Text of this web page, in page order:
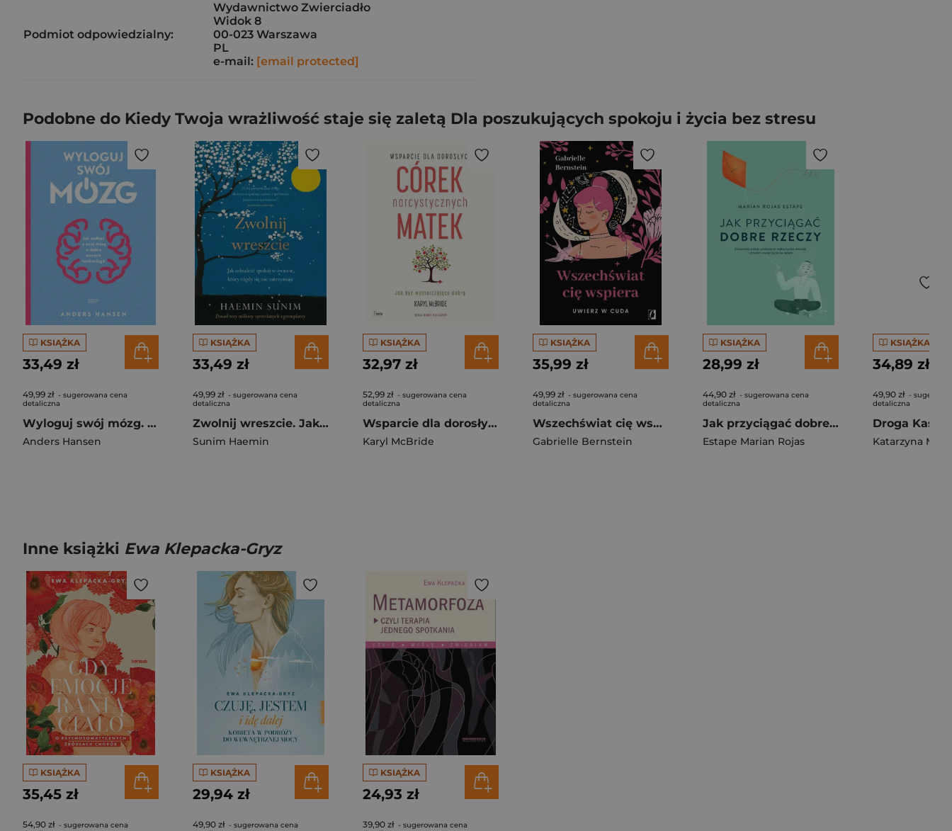
Podmiot odpowiedzialny:
Wydawnictwo Zwierciadło
Widok 8
00-023 Warszawa
PL
e-mail: [email protected]
Podobne do Kiedy Twoja wrażliwość staje się zaletą Dla poszukujących spokoju i życia bez stresu
KSIĄŻKA
33,49 zł
49,99 zł - sugerowana cena
detaliczna
Wyloguj swój mózg. Jak zadbać o swój mózg w dobie nowych technologii (2026)
Anders Hansen
KSIĄŻKA
33,49 zł
49,99 zł - sugerowana cena
detaliczna
Zwolnij wreszcie. Jak odnaleźć spokój w świecie, który nigdy się nie zatrzymuje [wyd. 2026]
Sunim Haemin
KSIĄŻKA
32,97 zł
52,99 zł - sugerowana cena
detaliczna
Wsparcie dla dorosłych córek narcystycznych matek wyd. 3
Karyl McBride
KSIĄŻKA
35,99 zł
49,99 zł - sugerowana cena
detaliczna
Wszechświat cię wspiera Uwierz w cuda
Gabrielle Bernstein
KSIĄŻKA
28,99 zł
44,90 zł - sugerowana cena
detaliczna
Jak przyciągać dobre rzeczy
Estape Marian Rojas
KSIĄŻKA
34,89 zł
49,90 zł -
detaliczna
Katarzyna
Inne książki Ewa Klepacka-Gryz
KSIĄŻKA
35,45 zł
54,90 zł - sugerowana cena
KSIĄŻKA
29,94 zł
49,90 zł - sugerowana cena
KSIĄŻKA
24,93 zł
39,90 zł - sugerowana cena